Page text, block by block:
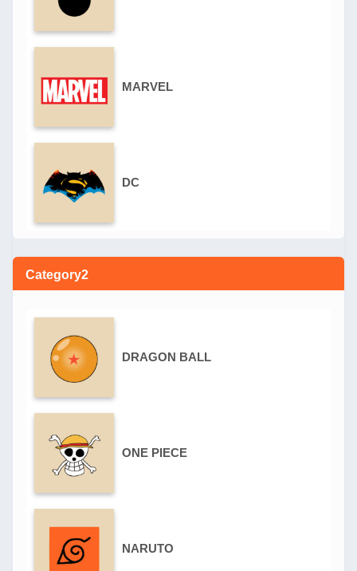
MARVEL
DC
Category2
DRAGON BALL
ONE PIECE
NARUTO